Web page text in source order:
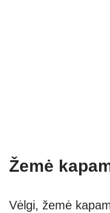
Žemė
Vėlgi, žemė